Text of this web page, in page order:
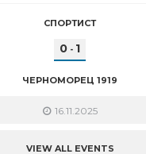
СПОРТИСТ
0 - 1
ЧЕРНОМОРЕЦ 1919
16.11.2025
VIEW ALL EVENTS